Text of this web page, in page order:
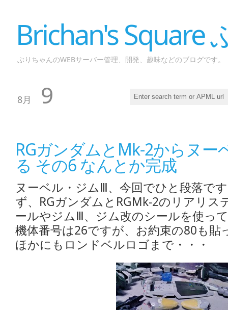
Brichan's Square
ぶりちゃんのWEBサーバー管理、開発、趣味などのブログです。
8月 9
RGガンダムとMk-2からヌー
る その6 なんとか完成
ヌーベル・ジムⅢ、今回でひと段落で
ず、RGガンダムとRGMk-2のリアリス
ールやジムⅢ、ジム改のシールを使っ
機体番号は26ですが、お約束の80も貼
ほかにもロンドベルロゴまで・・・